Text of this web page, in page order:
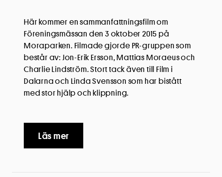
Här kommer en sammanfattningsfilm om
Föreningsmässan den 3 oktober 2015 på
Moraparken. Filmade gjorde PR-gruppen som
består av: Jon-Erik Ersson, Mattias Moraeus och
Charlie Lindström. Stort tack även till Film i
Dalarna och Linda Svensson som har bistått
med stor hjälp och klippning.
Läs mer